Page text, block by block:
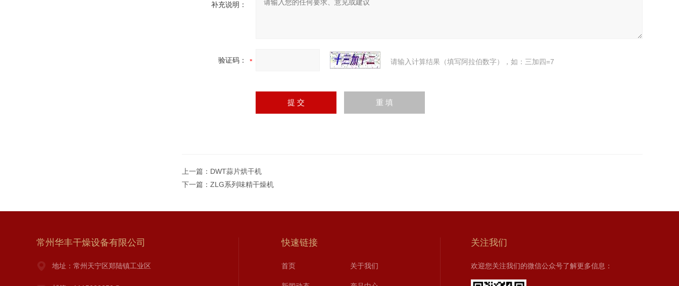
补充说明：
验证码： 请输入计算结果（填写阿拉伯数字），如：三加四=7
上一篇： DWT蒜片烘干机
下一篇： ZLG系列味精干燥机
常州华丰干燥设备有限公司
地址：常州天宁区郑陆镇工业区
快速链接
首页 关于我们
关注我们
欢迎您关注我们的微信公众号了解更多信息：